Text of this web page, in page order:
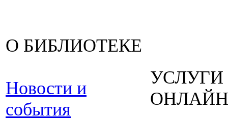
О БИБЛИОТЕКЕ
Новости и
события
УСЛУГИ
ОНЛАЙН